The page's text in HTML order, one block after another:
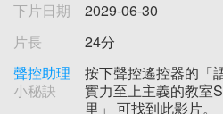
下片日期
2029-06-30
片長
24分
聲控助理
小秘訣
按下聲控遙控器的「
實力至上主義的教室
里」 可找到此影片。